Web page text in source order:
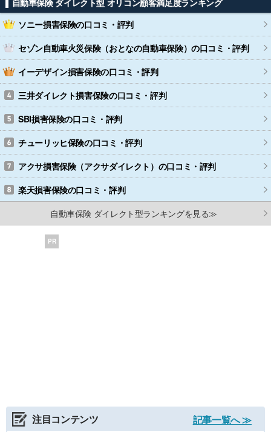
ソニー損害保険の口コミ・評判
セゾン自動車火災保険（おとなの自動車保険）の口コミ・評判
イーデザイン損害保険の口コミ・評判
三井ダイレクト損害保険の口コミ・評判
SBI損害保険の口コミ・評判
チューリッヒ保険の口コミ・評判
アクサ損害保険（アクサダイレクト） の口コミ・評判
楽天損害保険の口コミ・評判
自動車保険 ダイレクト型ランキングを見る≫
PR
注目コンテンツ
記事一覧へ ≫